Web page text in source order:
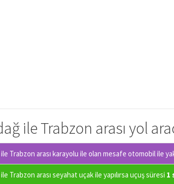
ile Trabzon arası yol
Trabzon arası karayolu ile olan mesafe otomobil ile
Trabzon arası seyahat uçak ile yapılırsa uçuş süresi 1